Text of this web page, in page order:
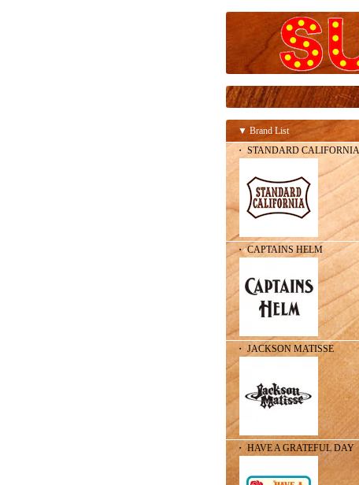
▼ Brand List
・ STANDARD CALIFORNIA
・ CAPTAINS HELM
・ JACKSON MATISSE
・ HAVE A GRATEFUL DAY